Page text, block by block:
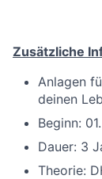
Zusätzliche
Anlagen
deinen
Beginn:
Dauer: 3
Theorie: